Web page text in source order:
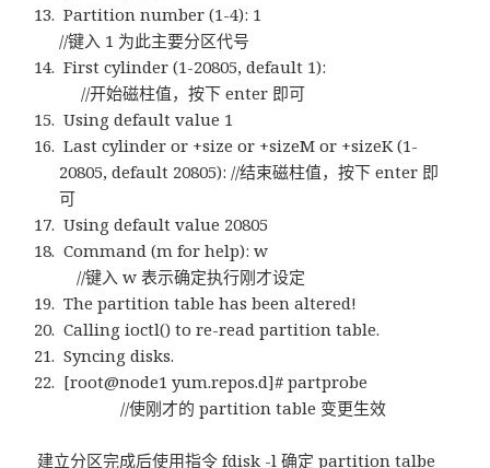
Partition number (1-4): 1
//键入 1 为此主要分区代号
First cylinder (1-20805, default 1):
//开始磁柱值，按下 enter 即可
Using default value 1
Last cylinder or +size or +sizeM or +sizeK (1-
20805, default 20805): //结束磁柱值，按下 enter 即
可
Using default value 20805
Command (m for help): w
//键入 w 表示确定执行刚才设定
The partition table has been altered!
Calling ioctl() to re-read partition table.
Syncing disks.
[root@node1 yum.repos.d]# partprobe
//使刚才的 partition table 变更生效
建立分区完成后使用指令 fdisk -l 确定 partition talbe